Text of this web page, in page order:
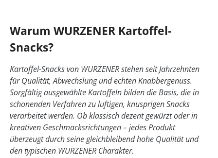
Warum WURZENER Kartoffel-
Snacks?
Kartoffel-Snacks von WURZENER stehen seit Jahrzehnten
für Qualität, Abwechslung und echten Knabbergenuss.
Sorgfältig ausgewählte Kartoffeln bilden die Basis, die in
schonenden Verfahren zu luftigen, knusprigen Snacks
verarbeitet werden. Ob klassisch dezent gewürzt oder in
kreativen Geschmacksrichtungen – jedes Produkt
überzeugt durch seine gleichbleibend hohe Qualität und
den typischen WURZENER Charakter.